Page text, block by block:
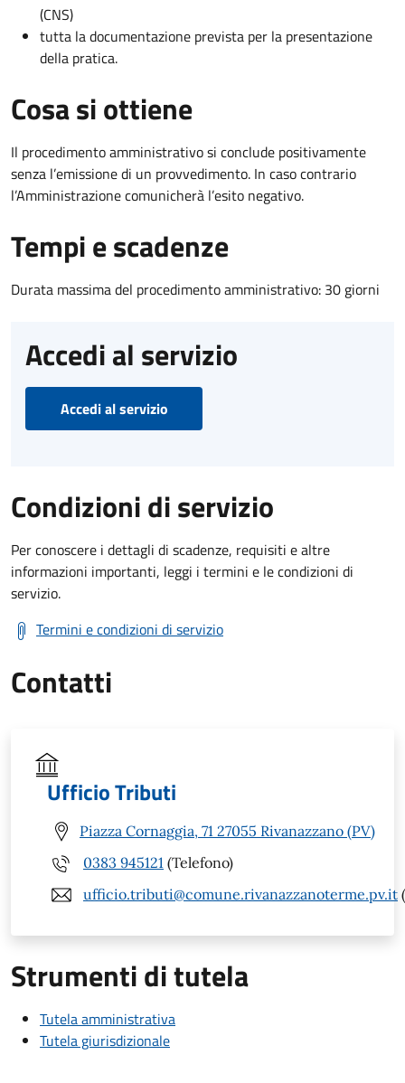
(CNS)
tutta la documentazione prevista per la presentazione
della pratica.
Cosa si ottiene
Il procedimento amministrativo si conclude positivamente
senza l’emissione di un provvedimento. In caso contrario
l’Amministrazione comunicherà l’esito negativo.
Tempi e scadenze
Durata massima del procedimento amministrativo: 30 giorni
Accedi al servizio
Accedi al servizio
Condizioni di servizio
Per conoscere i dettagli di scadenze, requisiti e altre
informazioni importanti, leggi i termini e le condizioni di
servizio.
Termini e condizioni di servizio
Contatti
Ufficio Tributi
Piazza Cornaggia, 71 27055 Rivanazzano (PV)
0383 945121 (Telefono)
ufficio.tributi@comune.rivanazzanoterme.pv.it
Strumenti di tutela
Tutela amministrativa
Tutela giurisdizionale